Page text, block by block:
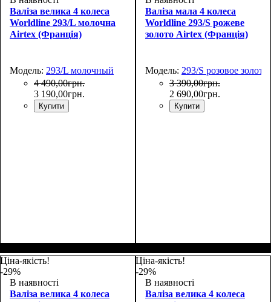
Валіза велика 4 колеса
Worldline 293/L молочна
Airtex (Франція)
Модель: 293/L молочный
4 490,00грн.
3 190,00грн.
Купити
75х48х32+5
Валіза мала 4 колеса
Worldline 293/S рожеве
золото Airtex (Франція)
Модель: 293/S розовое золото
3 390,00грн.
2 690,00грн.
Купити
55x37x23+5
Ціна-якість!
-29%
В наявності
Валіза велика 4 колеса
Ціна-якість!
-29%
В наявності
Валіза велика 4 колеса